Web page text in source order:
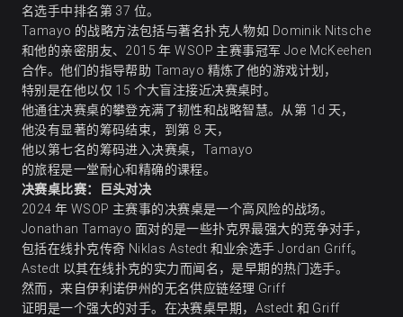
名选手中排名第 37 位。
Tamayo 的战略方法包括与著名扑克人物如 Dominik Nitsche
和他的亲密朋友、2015 年 WSOP 主赛事冠军 Joe McKeehen
合作。他们的指导帮助 Tamayo 精炼了他的游戏计划，
特别是在他以仅 15 个大盲注接近决赛桌时。
他通往决赛桌的攀登充满了韧性和战略智慧。从第 1d 天，
他没有显著的筹码结束，到第 8 天，
他以第七名的筹码进入决赛桌，Tamayo
的旅程是一堂耐心和精确的课程。
决赛桌比赛：巨头对决
2024 年 WSOP 主赛事的决赛桌是一个高风险的战场。
Jonathan Tamayo 面对的是一些扑克界最强大的竞争对手，
包括在线扑克传奇 Niklas Astedt 和业余选手 Jordan Griff。
Astedt 以其在线扑克的实力而闻名，是早期的热门选手。
然而，来自伊利诺伊州的无名供应链经理 Griff
证明是一个强大的对手。在决赛桌早期，Astedt 和 Griff